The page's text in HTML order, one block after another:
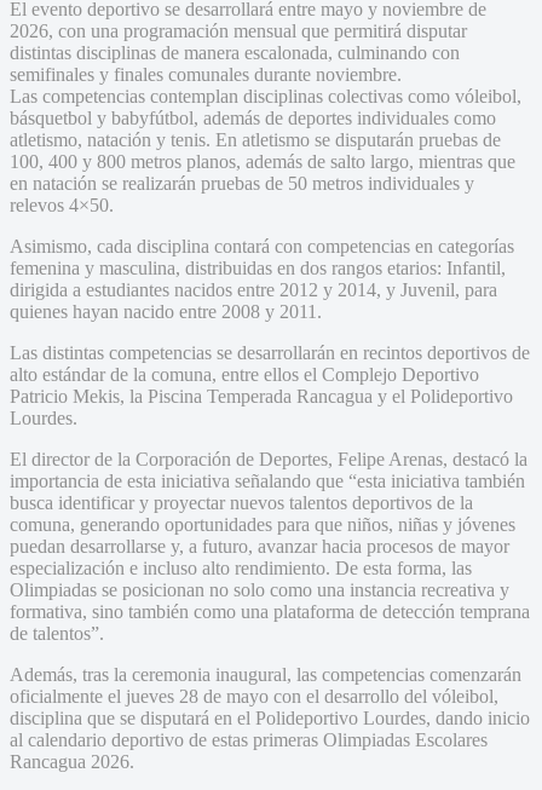
El evento deportivo se desarrollará entre mayo y noviembre de
2026, con una programación mensual que permitirá disputar
distintas disciplinas de manera escalonada, culminando con
semifinales y finales comunales durante noviembre.
Las competencias contemplan disciplinas colectivas como vóleibol,
básquetbol y babyfútbol, además de deportes individuales como
atletismo, natación y tenis. En atletismo se disputarán pruebas de
100, 400 y 800 metros planos, además de salto largo, mientras que
en natación se realizarán pruebas de 50 metros individuales y
relevos 4×50.
Asimismo, cada disciplina contará con competencias en categorías
femenina y masculina, distribuidas en dos rangos etarios: Infantil,
dirigida a estudiantes nacidos entre 2012 y 2014, y Juvenil, para
quienes hayan nacido entre 2008 y 2011.
Las distintas competencias se desarrollarán en recintos deportivos de
alto estándar de la comuna, entre ellos el Complejo Deportivo
Patricio Mekis, la Piscina Temperada Rancagua y el Polideportivo
Lourdes.
El director de la Corporación de Deportes, Felipe Arenas, destacó la
importancia de esta iniciativa señalando que “esta iniciativa también
busca identificar y proyectar nuevos talentos deportivos de la
comuna, generando oportunidades para que niños, niñas y jóvenes
puedan desarrollarse y, a futuro, avanzar hacia procesos de mayor
especialización e incluso alto rendimiento. De esta forma, las
Olimpiadas se posicionan no solo como una instancia recreativa y
formativa, sino también como una plataforma de detección temprana
de talentos”.
Además, tras la ceremonia inaugural, las competencias comenzarán
oficialmente el jueves 28 de mayo con el desarrollo del vóleibol,
disciplina que se disputará en el Polideportivo Lourdes, dando inicio
al calendario deportivo de estas primeras Olimpiadas Escolares
Rancagua 2026.